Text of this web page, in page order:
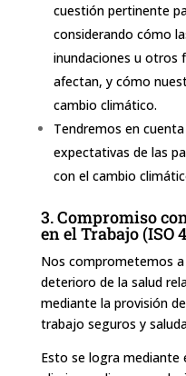
cuestión pertinente
considerando cómo
inundaciones u otros
afectan, y cómo
cambio climático.
Tendremos en
expectativas de las
con el cambio
3. Compromiso
en el Trabajo (ISO
Nos comprometemos a
deterioro de la salud
mediante la provisión
trabajo seguros y
Esto se logra